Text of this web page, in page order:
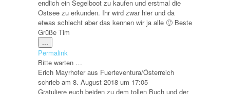
endlich ein Segelboot zu kaufen und erstmal die
Ostsee zu erkunden. Ihr wird zwar hier und da
etwas schlecht aber das kennen wir ja alle 🙂 Beste
Grüße Tim
Metabox
ein-/ausblenden.
Permalink
Bitte warten …
Erich Mayrhoferaus Fuerteventura/Österreich
schrieb am 8. August 2018 um 17:05
Gratuliere euch beiden zu dem tollen Buch und der